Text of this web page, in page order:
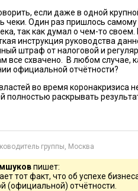
если даже в одной
чеки. Один раз пришлось самому
так как думал о чем-то своем.
инструкция руководства
штраф от налоговой и
все схвачено. В любом случае,
официальной отчётности?
во время коронакризиса
полностью раскрывать
группы, Москва
пишет:
тот факт, что об успехе
(официальной) отчётности.